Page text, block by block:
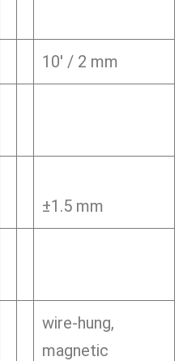
10′ / 2 mm
±1.5 mm
wire-hung,
magnetic